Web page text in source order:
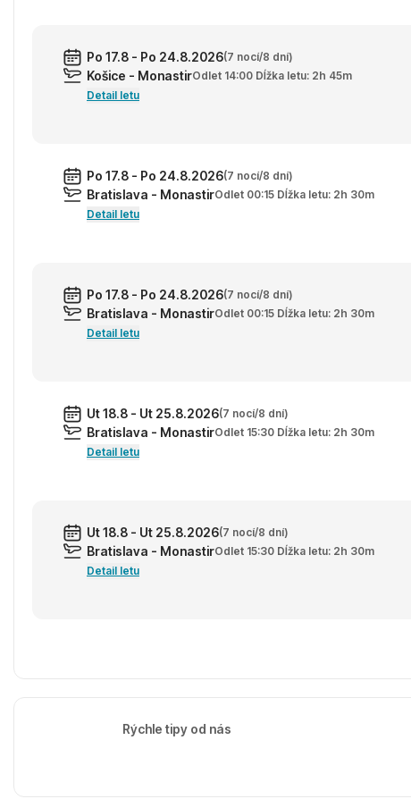
Po 17.8 - Po 24.8.2026(7 nocí/8 dní)
Košice - MonastirOdlet 14:00 Dĺžka letu: 2h 45m
Detail letu
Po 17.8 - Po 24.8.2026(7 nocí/8 dní)
Bratislava - MonastirOdlet 00:15 Dĺžka letu: 2h 30m
Detail letu
Po 17.8 - Po 24.8.2026(7 nocí/8 dní)
Bratislava - MonastirOdlet 00:15 Dĺžka letu: 2h 30m
Detail letu
Ut 18.8 - Ut 25.8.2026(7 nocí/8 dní)
Bratislava - MonastirOdlet 15:30 Dĺžka letu: 2h 30m
Detail letu
Ut 18.8 - Ut 25.8.2026(7 nocí/8 dní)
Bratislava - MonastirOdlet 15:30 Dĺžka letu: 2h 30m
Detail letu
Rýchle tipy od nás